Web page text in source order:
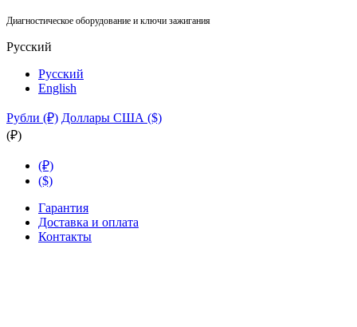
Диагностическое оборудование и ключи зажигания
Русский
Русский
English
Рубли (₽) Доллары США ($)
(₽)
(₽)
($)
Гарантия
Доставка и оплата
Контакты